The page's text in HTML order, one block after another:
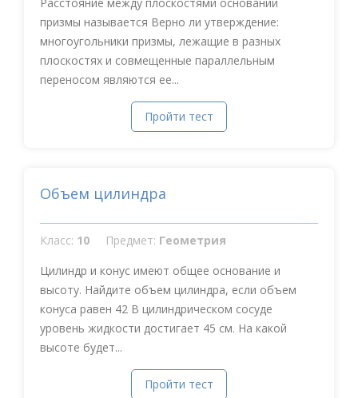
призмы называется Верно ли утверждение:
многоугольники призмы, лежащие в разных
плоскостях и совмещенные параллельным
переносом являются ее...
Пройти тест
Объем цилиндра
Класс: 10 Предмет: Геометрия
Цилиндр и конус имеют общее основание и
высоту. Найдите объем цилиндра, если объем
конуса равен 42 В цилиндрическом сосуде
уровень жидкости достигает 45 см. На какой
высоте будет...
Пройти тест